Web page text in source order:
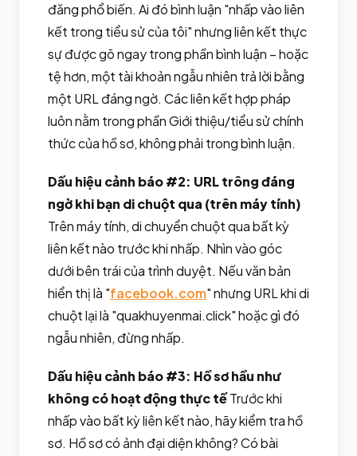
đăng phổ biến. Ai đó bình luận "nhấp vào liên
kết trong tiểu sử của tôi" nhưng liên kết thực
sự được gõ ngay trong phần bình luận – hoặc
tệ hơn, một tài khoản ngẫu nhiên trả lời bằng
một URL đáng ngờ. Các liên kết hợp pháp
luôn nằm trong phần Giới thiệu/tiểu sử chính
thức của hồ sơ, không phải trong bình luận.
Dấu hiệu cảnh báo #2: URL trông đáng
ngờ khi bạn di chuột qua (trên máy tính)
Trên máy tính, di chuyển chuột qua bất kỳ
liên kết nào trước khi nhấp. Nhìn vào góc
dưới bên trái của trình duyệt. Nếu văn bản
hiển thị là "facebook.com" nhưng URL khi di
chuột lại là "quakhuyenmai.click" hoặc gì đó
ngẫu nhiên, đừng nhấp.
Dấu hiệu cảnh báo #3: Hồ sơ hầu như
không có hoạt động thực tếTrước khi
nhấp vào bất kỳ liên kết nào, hãy kiểm tra hồ
sơ. Hồ sơ có ảnh đại diện không? Có bài